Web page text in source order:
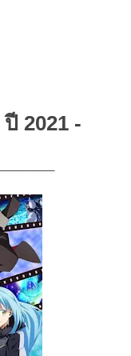
ปี 2021 -